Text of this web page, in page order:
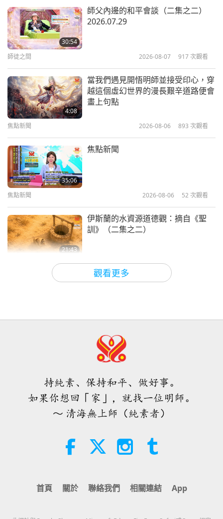
士事故中平安無事，並親身體驗到明師力量無所不在
的庇佑，這股力量自你印心以來，便始終與你同在。
願你與深富靈性的悠樂（越南）人民能在上帝的恩典
中獲得永恆的自由。永遠愛你。」
2:52
滿懷愛與感激慶祝敬愛的師父誕辰，
感恩您降生我們的地球來加持每個生
焦點新聞 2025-05-12 3424次觀看
觀看更多
30:54
師父內邊的和平會談（二集之二）
2026.07.29
師徒之間 2026-08-07 917次觀看
4:08
當我們遇見開悟明師並接受印心，穿
越這個虛幻世界的漫長艱辛道路便會
畫上句點
焦點新聞 2026-08-06 893 次觀看
35:06
焦點新聞
焦點新聞 2026-08-06 52 次觀看
21:43
伊斯蘭的水資源道德觀：摘自《聖
訓》（二集之二）
2026-08-06
19:47
38:45
師父內邊的和平會談（二集之一）
師徒之間 2026-08-06 1137
2:01
肉品製造商權益
ＭＡＰＡ對師父的提問（二集之一）
持純素、保持和平、做好事。
如果你想回「家」，就找一位明師。
～ 清海無上師（純素者）
首頁 關於 聯絡我們 相關連結 App